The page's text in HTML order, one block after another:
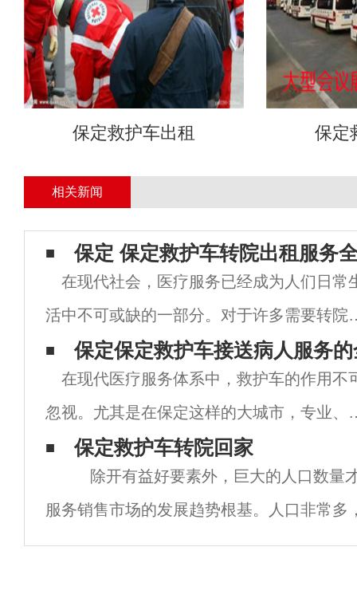
保定救护车出租 保定
相关新闻
保定 保定救护车转院出租服务
在现代社会，医疗服务已经成为人们日常
活中不可或缺的一部分。对于许多需要转院
患者来说，选择一家合适的救护车服务至关
要，尤其是在保定这样的大城市中，医疗资
分布不均，转院服务的质量直接关系到患者
健
保定保定救护车接送病人服务
在现代医疗服务体系中，救护车的作用不
忽视。尤其是在保定这样的大城市，专业、
率高的救护车接送病人服务显得尤为重要。
文将为您详细介绍保定的救护车接送病人服
务，包括服务类型、注意事项、费用标准、
及常
保定​救护车转院回家
除开有益好要素外，巨大的人口数量
服务销售市场的发展趋势根基。人口非常多
是变成提高快、将来也必然变成的汽车租赁